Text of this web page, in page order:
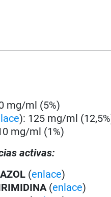
mg/ml (5%)
): 125 mg/ml
mg/ml (1%)
activas:
(enlace)
(enlace)